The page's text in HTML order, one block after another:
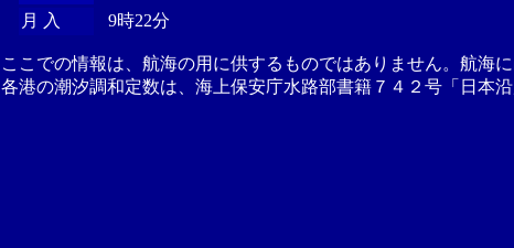
月 入
9時22分
ここでの情報は、航海の用に供するものではありません。航海
各港の潮汐調和定数は、海上保安庁水路部書籍７４２号「日本